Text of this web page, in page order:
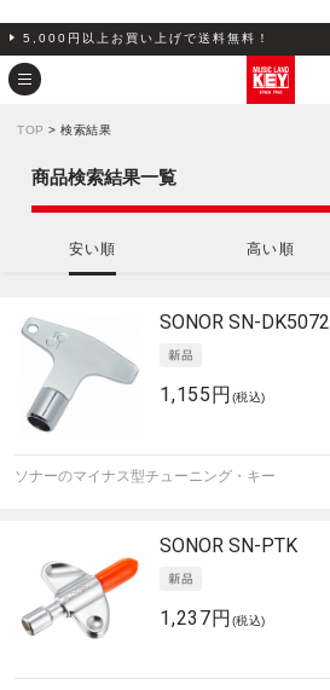
5,000円以上お買い上げで送料無料！
TOP > 検索結果
安い順 高い順
商品検索結果一覧
SONOR SN-DK5072
1,155円 (税込)
ソナーのマイナス型チューニング・キー
SONOR SN-PTK
1,237円 (税込)